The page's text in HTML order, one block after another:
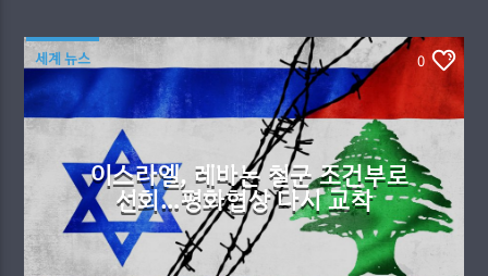
세계 뉴스 0
이스라엘, 레바논 철군 조건부로
선회…평화협상 다시 교착